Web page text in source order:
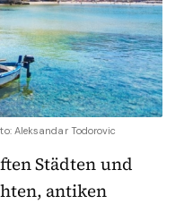
Aleksandar Todorovic
Städten und
antiken